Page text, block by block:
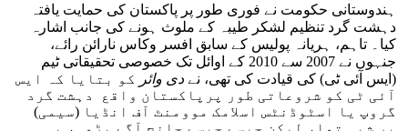
ہندوستانی حکومت نے فوری طور پر پاکستان کی حمایت یافتہ
دہشت گرد تنظیم لشکر طیبہ کے ملوث ہونے کی جانب اشارہ
کیا۔ تاہم، ہریانہ پولیس کے سابق افسر وکاس نارائن رائے،
جنہوں نے 2007 سے 2010 کے اوائل تک خصوصی تحقیقاتی ٹیم
(ایس آئی ٹی) کی قیادت کی تھی، نےدی وائر
کو بتایا کہ ایس
آئی ٹی کو شروعاتی طور پرپاکستان واقع دہشت گرد
گروپ یا اسٹوڈنٹس اسلامک موومنٹ آف انڈیا (سیمی)
پر شبہ تھا، لیکن جیسے جیسے جانچ آگے بڑھی، یہ